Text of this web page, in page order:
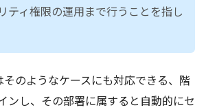
ティ権限の運用まで行うことを指し
のようなケースにも対応できる、階
ンし、その部署に属すると自動的にセ